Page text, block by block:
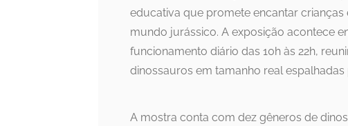
educativa que promete encantar
mundo jurássico. A exposição acontece
funcionamento diário das 10h às 22h,
dinossauros em tamanho real
A mostra conta com dez gêneros de